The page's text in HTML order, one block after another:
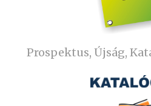
Prospektus, Újság,